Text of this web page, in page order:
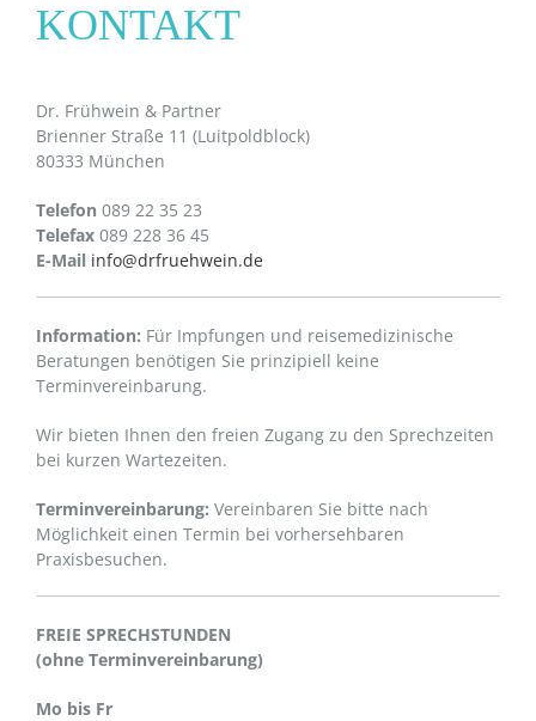
KONTAKT
Dr. Frühwein & Partner
Brienner Straße 11 (Luitpoldblock)
80333 München
Telefon 089 22 35 23
Telefax 089 228 36 45
E-Mail info@drfruehwein.de
Information: Für Impfungen und reisemedizinische
Beratungen benötigen Sie prinzipiell keine
Terminvereinbarung.
Wir bieten Ihnen den freien Zugang zu den Sprechzeiten
bei kurzen Wartezeiten.
Terminvereinbarung: Vereinbaren Sie bitte nach
Möglichkeit einen Termin bei vorhersehbaren
Praxisbesuchen.
FREIE SPRECHSTUNDEN
(ohne Terminvereinbarung)
Mo bis Fr